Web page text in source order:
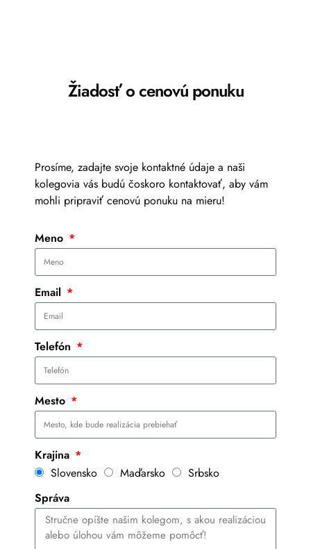
Žiadosť o cenovú ponuku
Prosíme, zadajte svoje kontaktné údaje a naši
kolegovia vás budú čoskoro kontaktovať, aby vám
mohli pripraviť cenovú ponuku na mieru!
Meno
Email
Telefón
Mesto
Krajina
Slovensko
Maďarsko
Srbsko
Správa